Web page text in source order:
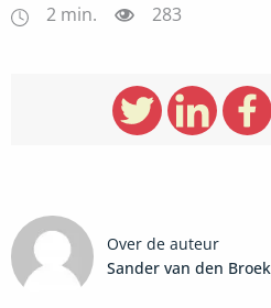
2 min. 283
Over de auteur
Sander van den Broek